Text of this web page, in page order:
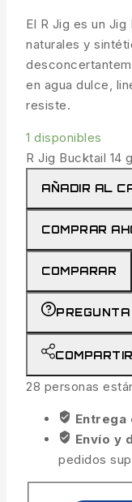
El R Jig es un
naturales y
en agua dulce,
resiste.
1 disponibles
R Jig Bucktail 14
AÑADIR AL
COMPRAR
COMPARAR
PREGUNTA
COMPARTIR
28 personas
Entrega
Envío y
pedidos